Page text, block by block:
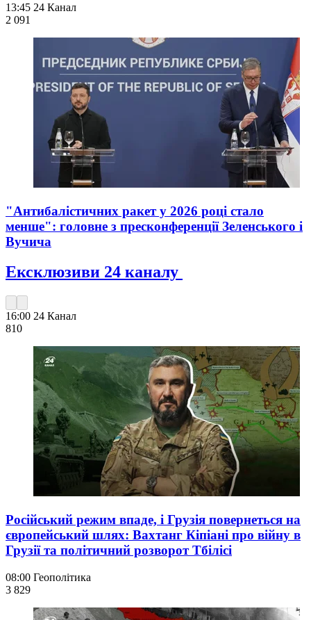
13:45 24 Канал
2 091
"Антибалістичних ракет у 2026 році стало
менше": головне з пресконференції Зеленського і
Вучича
Ексклюзиви 24 каналу
16:00 24 Канал
810
Російський режим впаде, і Грузія повернеться на
європейський шлях: Вахтанг Кіпіані про війну в
Грузії та політичний розворот Тбілісі
08:00 Геополітика
3 829